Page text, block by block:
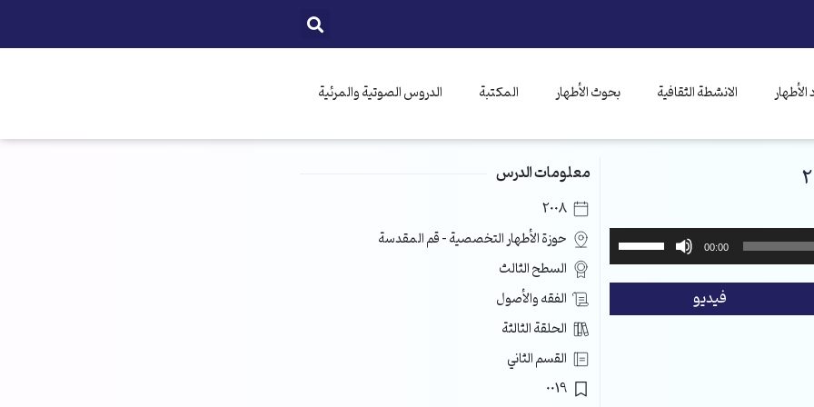
الانشطة الثقافية بحوث الأطهار المكتبة الدروس الصوتية والمرئية
00:00
استخدم
الأسهم
فيديو
معلومات الدرس
2008
حوزة الأطهار التخصصية – قم المقدسة
السطح الثالث
الفقه والأصول
الحلقة الثالثة
القسم الثاني
0019